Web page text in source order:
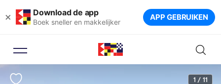
× Download de app
Boek sneller en makkelijker APP GEBRUIKEN
1 / 11